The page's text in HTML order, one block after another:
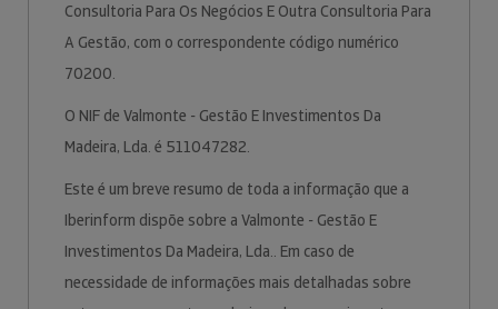
Consultoria Para Os Negócios E Outra Consultoria Para
A Gestão, com o correspondente código numérico
70200.
O NIF de Valmonte - Gestão E Investimentos Da
Madeira, Lda. é 511047282.
Este é um breve resumo de toda a informação que a
Iberinform dispõe sobre a Valmonte - Gestão E
Investimentos Da Madeira, Lda.. Em caso de
necessidade de informações mais detalhadas sobre